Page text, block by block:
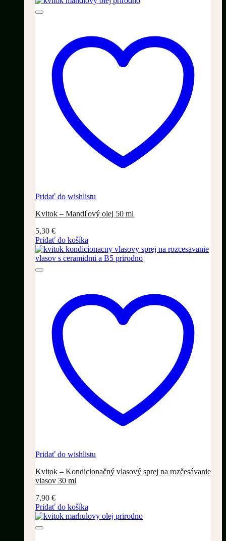
Pridať do wishlistu
Kvitok – Mandľový olej 50 ml
5,30 €
Pridať do košíka
Pridať do wishlistu
Kvitok – Kondicionačný vlasový sprej na rozčesávanie
vlasov 30 ml
7,90 €
Pridať do košíka